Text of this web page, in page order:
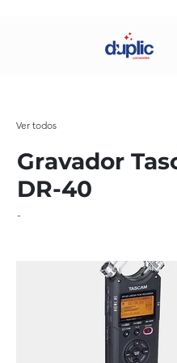
Ver todos
Gravador
DR-40
-